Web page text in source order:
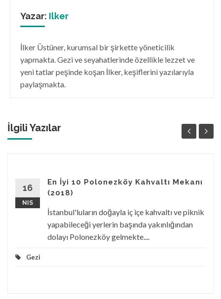
Yazar: Ilker
İlker Üstüner, kurumsal bir şirkette yöneticilik
yapmakta. Gezi ve seyahatlerinde özellikle lezzet ve
yeni tatlar peşinde koşan İlker, keşiflerini yazılarıyla
paylaşmakta.
İlgili Yazılar
16
NIS
En İyi 10 Polonezköy Kahvaltı Mekanı
(2018)
İstanbul'luların doğayla iç içe kahvaltı ve piknik
yapabileceği yerlerin başında yakınlığından
dolayı Polonezköy gelmekte....
Gezi